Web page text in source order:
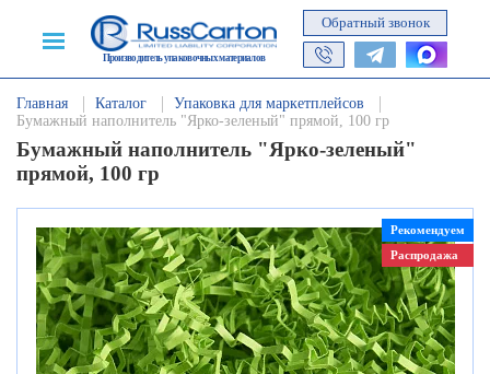
Производитель упаковочных материалов
Обратный звонок
Главная Каталог
Упаковка для маркетплейсов
Бумажный наполнитель "Ярко-зеленый" прямой, 100 гр
Бумажный наполнитель "Ярко-зеленый"
прямой, 100 гр
Рекомендуем
Распродажа